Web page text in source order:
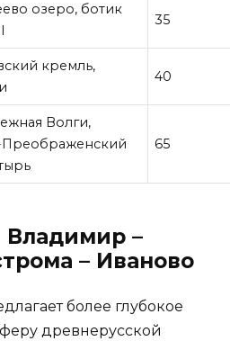
озеро, ботик
35
кремль,
40
Волги,
Преображенский
65
–
– Иваново
более глубокое
древнерусской